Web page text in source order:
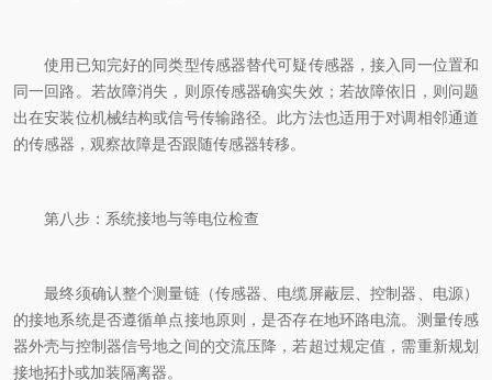
使用已知完好的同类型传感器替代可疑传感器，接入同一位置和
同一回路。若故障消失，则原传感器确实失效；若故障依旧，则问题
出在安装位机械结构或信号传输路径。此方法也适用于对调相邻通道
的传感器，观察故障是否跟随传感器转移。
第八步：系统接地与等电位检查
最终须确认整个测量链（传感器、电缆屏蔽层、控制器、电源）
的接地系统是否遵循单点接地原则，是否存在地环路电流。测量传感
器外壳与控制器信号地之间的交流压降，若超过规定值，需重新规划
接地拓扑或加装隔离器。